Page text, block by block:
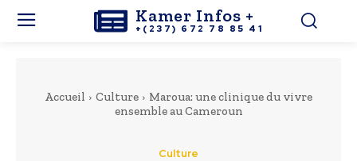
Kamer Infos +
+(237) 672 78 85 41
Accueil Culture
Maroua: une clinique du vivre
ensemble au Cameroun
Culture